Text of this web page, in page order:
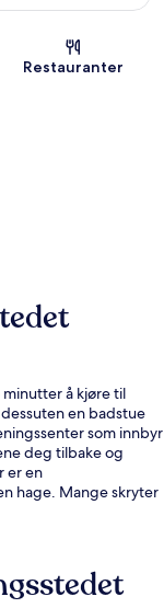
Restauranter
å kjøre til
en badstue
som innbyr
deg tilbake og
er en
hage. Mange skryter